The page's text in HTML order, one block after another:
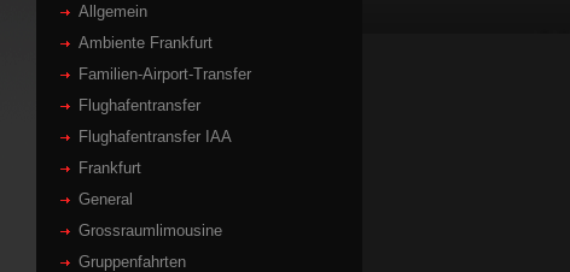
Allgemein
Ambiente Frankfurt
Familien-Airport-Transfer
Flughafentransfer
Flughafentransfer IAA
Frankfurt
General
Grossraumlimousine
Gruppenfahrten